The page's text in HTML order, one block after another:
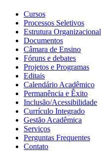
Cursos
Processos Seletivos
Estrutura Organizacional
Documentos
Câmara de Ensino
Fóruns e debates
Projetos e Programas
Editais
Calendário Acadêmico
Permanência e Êxito
Inclusão/Acessibilidade
Currículo Integrado
Gestão Acadêmica
Serviços
Perguntas Frequentes
Contato